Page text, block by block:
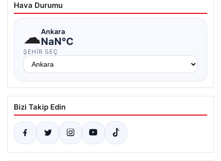
Hava Durumu
☁Ankara
NaN°C
ŞEHIR SEÇ
Bizi Takip Edin